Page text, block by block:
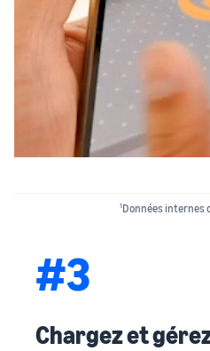
1Données internes
#3
Chargez et